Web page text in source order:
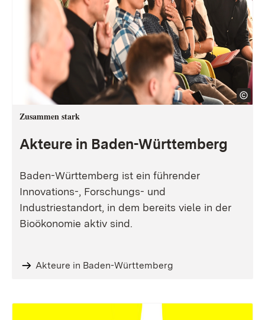
Zusammen stark
Akteure in Baden-Württemberg
Baden-Württemberg ist ein führender
Innovations-, Forschungs- und
Industriestandort, in dem bereits viele in der
Bioökonomie aktiv sind.
Akteure in Baden-Württemberg